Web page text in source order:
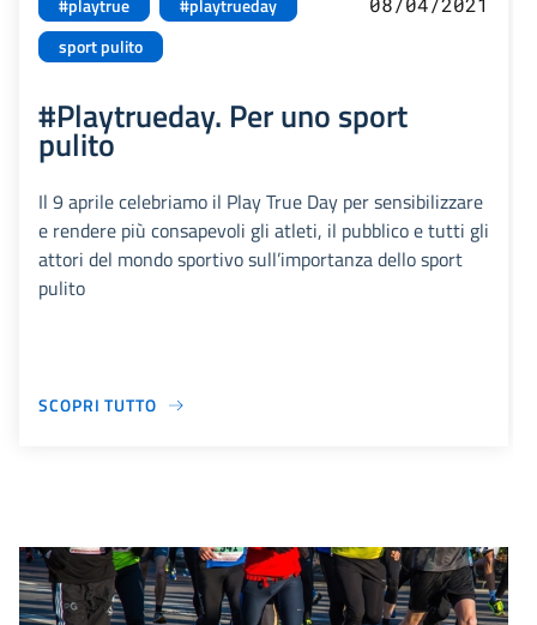
#playtrue
#playtrueday
sport pulito
#Playtrueday. Per uno sport
pulito
Il 9 aprile celebriamo il Play True Day per sensibilizzare
e rendere più consapevoli gli atleti, il pubblico e tutti gli
attori del mondo sportivo sull’importanza dello sport
pulito
SCOPRI TUTTO